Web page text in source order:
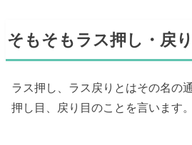
そもそもラス押し・戻
ラス押し、ラス戻りとはその名の
押し目、戻り目のことを言います。